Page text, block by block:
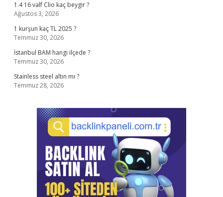
1.4 16 valf Clio kaç beygir ?
Ağustos 3, 2026
1 kurşun kaç TL 2025 ?
Temmuz 30, 2026
İstanbul BAM hangi ilçede ?
Temmuz 30, 2026
Stainless steel altın mı ?
Temmuz 28, 2026